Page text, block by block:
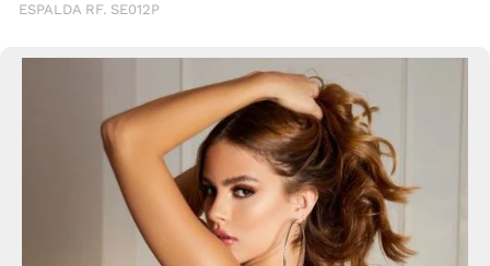
ESPALDA RF. SE012P